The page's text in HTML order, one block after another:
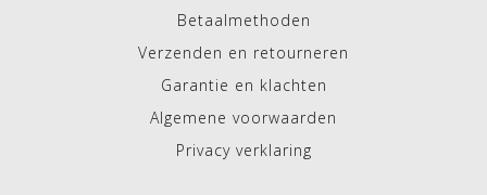
Betaalmethoden
Verzenden en retourneren
Garantie en klachten
Algemene voorwaarden
Privacy verklaring